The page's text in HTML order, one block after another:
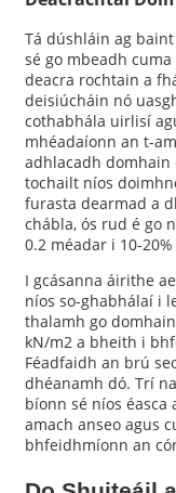
Tá dúshláin ag
sé go mbeadh
deacra rochtain a
deisiúcháin nó
cothabhála uirlisí
mhéadaíonn an t-
adhlacadh domhain
tochailt níos
furasta dearmad a
chábla, ós rud é go
0.2 méadar i 10-
I gcásanna áirithe
níos so-ghabhálaí i
thalamh go
kN/m2 a bheith i
Féadfaidh an brú
dhéanamh dó. Trí
bíonn sé níos
amach anseo agus
bhfeidhmíonn an